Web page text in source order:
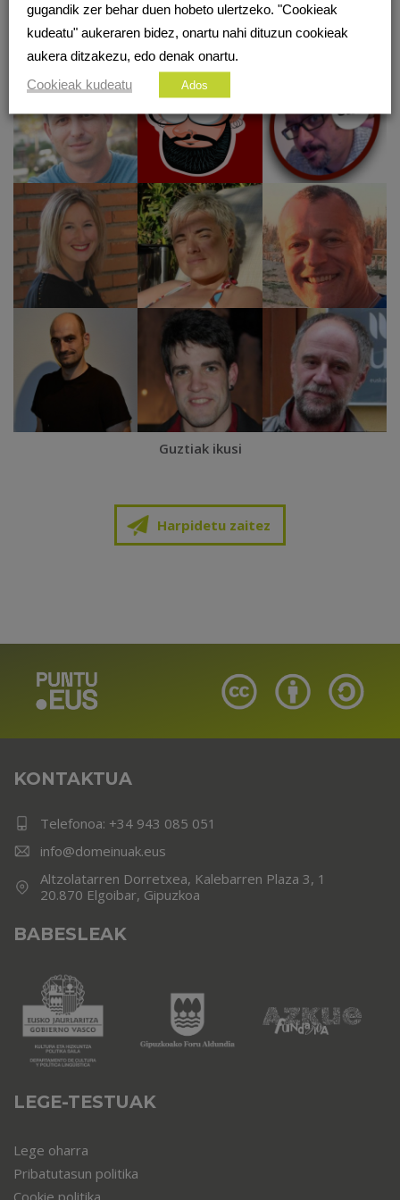
sarean.eus ingurune digitala musutruk beraien ezagutzak partekatu nahi
dituzten 50 kolaboratzaileei esker da posible
Guztiak ikusi
Harpidetu zaitez
KONTAKTUA
Telefonoa: +34 943 085 051
info@domeinuak.eus
Altzolatarren Dorretxea, Kalebarren Plaza 3, 1
20.870 Elgoibar, Gipuzkoa
BABESLEAK
LEGE-TESTUAK
Lege oharra
Pribatutasun politika
Cookie politika
gugandik zer behar duen hobeto ulertzeko. "Cookieak
kudeatu" aukeraren bidez, onartu nahi dituzun cookieak
aukera ditzakezu, edo denak onartu.
Cookieak kudeatu
Ados